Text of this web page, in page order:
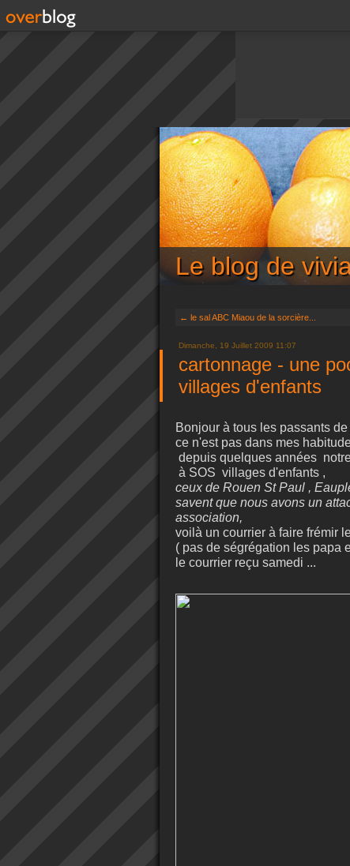
Le blog de
← le sal ABC Miaou de la sorcière...
Dimanche, 19 Juillet 2009 11:07
cartonnage - une
villages d'enfants
Bonjour à tous les passants
ce n'est pas dans mes
depuis quelques années
à SOS villages d'enfants ,
ceux de Rouen St Paul ,
savent que nous avons un
association,
voilà un courrier à faire frémir
( pas de ségrégation les papa
le courrier